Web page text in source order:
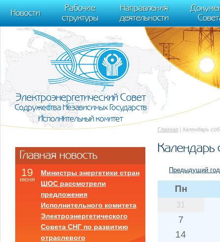
m[i].l=1*new Date(); for (var j = 0; j < document.scripts.length; j++) {if
[0],k.async=1,k.src=r,a.parentNode.insertBefore(k,a)}) (window,
trackLinks:true, accurateTrackBounce:true });
Новости
Рабочие
структуры
Направления
деятельности
Электроэнергетический Совет
Содружества Независимых Государств
Исполнительный комитет
Главная | Календарь
Календарь
Предыдущий год
Пн
31
7
14
Главная новость
19
июня
Министры энергетики стран
ШОС рассмотрели
предложения
Исполнительного комитета
Электроэнергетического
Совета СНГ по развитию
отраслевого